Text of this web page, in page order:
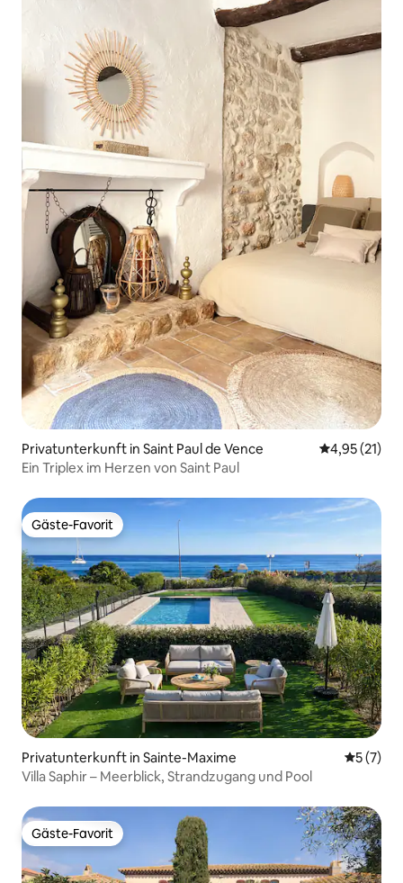
Privatunterkunft in Saint Paul de Vence
4,95 (21)
Ein Triplex im Herzen von Saint Paul
Gäste-Favorit
Gäste-Favorit
Privatunterkunft in Sainte-Maxime
5 (7)
Villa Saphir – Meerblick, Strandzugang und Pool
Gäste-Favorit
Gäste-Favorit